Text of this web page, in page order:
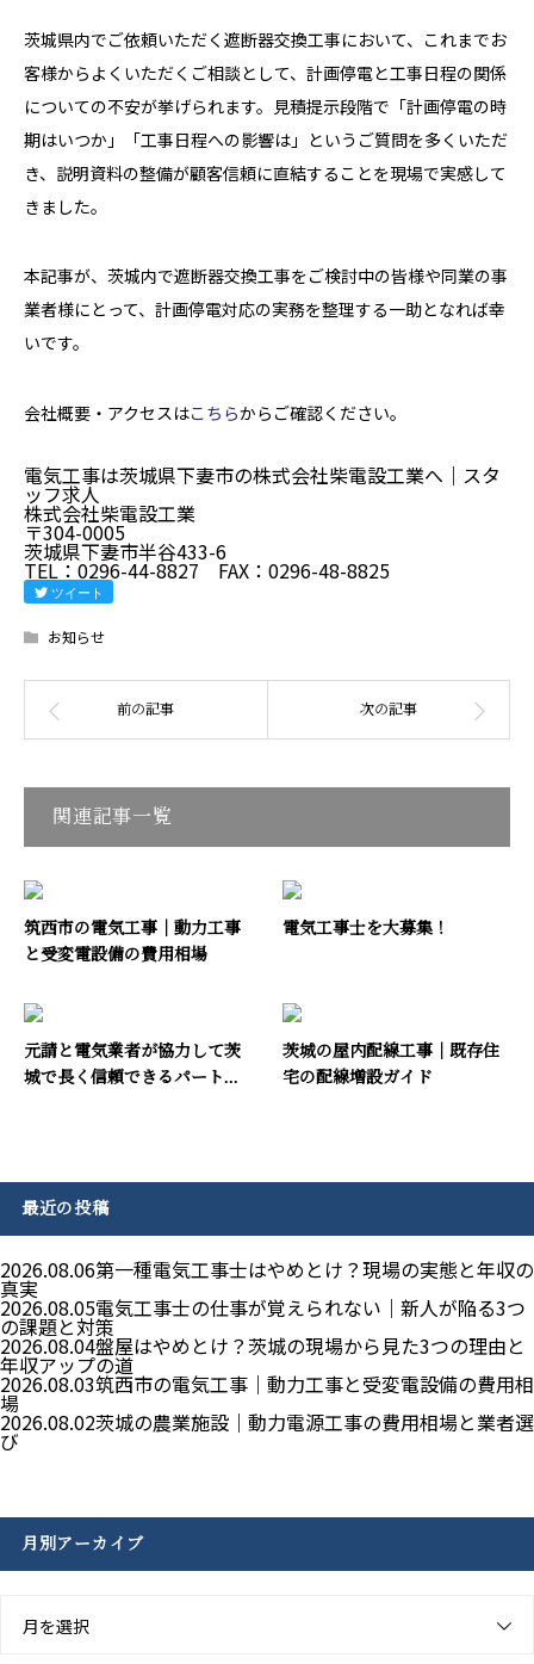
茨城県内でご依頼いただく遮断器交換工事において、これまでお
客様からよくいただくご相談として、計画停電と工事日程の関係
についての不安が挙げられます。見積提示段階で「計画停電の時
期はいつか」「工事日程への影響は」というご質問を多くいただ
き、説明資料の整備が顧客信頼に直結することを現場で実感して
きました。
本記事が、茨城内で遮断器交換工事をご検討中の皆様や同業の事
業者様にとって、計画停電対応の実務を整理する一助となれば幸
いです。
会社概要・アクセスはこちらからご確認ください。
電気工事は茨城県下妻市の株式会社柴電設工業へ｜スタ
ッフ求人
株式会社柴電設工業
〒304-0005
茨城県下妻市半谷433-6
TEL：0296-44-8827 FAX：0296-48-8825
ツイート
お知らせ
関連記事一覧
筑西市の電気工事｜動力工事
と受変電設備の費用相場
電気工事士を大募集！
元請と電気業者が協力して茨
城で長く信頼できるパート...
茨城の屋内配線工事｜既存住
宅の配線増設ガイド
最近の投稿
2026.08.06第一種電気工事士はやめとけ？現場の実態と年収の
真実
2026.08.05電気工事士の仕事が覚えられない｜新人が陥る3つ
の課題と対策
2026.08.04盤屋はやめとけ？茨城の現場から見た3つの理由と
年収アップの道
2026.08.03筑西市の電気工事｜動力工事と受変電設備の費用相
場
2026.08.02茨城の農業施設｜動力電源工事の費用相場と業者選
び
月別アーカイブ
月を選択